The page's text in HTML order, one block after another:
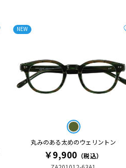
NEW
丸みのある太めのウェリントン
￥9,900 （税込）